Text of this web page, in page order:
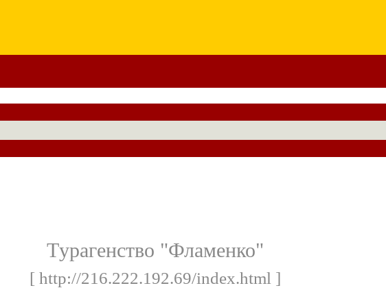
Tурагенство "Фламенко"
[ http://216.222.192.69/index.html ]